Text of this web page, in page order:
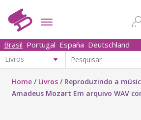
Brasil Portugal España Deutschland
Home / Livros / Reproduzindo a
Amadeus Mozart Em arquivo WAV